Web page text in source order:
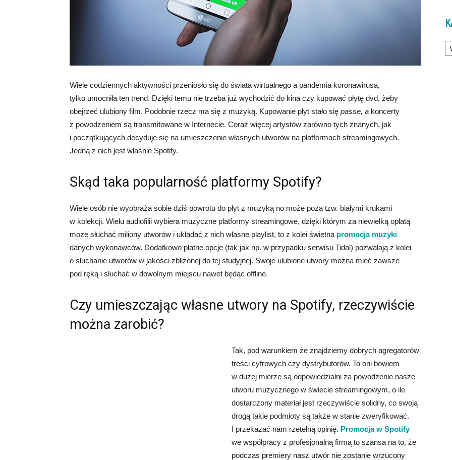
Wiele codziennych aktywności przeniosło się do świata wirtualnego a pandemia koronawirusa,
tylko umocniła ten trend. Dzięki temu nie trzeba już wychodzić do kina czy kupować płytę dvd, żeby
obejrzeć ulubiony film. Podobnie rzecz ma się z muzyką. Kupowanie płyt stało się passe, a koncerty
z powodzeniem są transmitowane w Internecie. Coraz więcej artystów zarówno tych znanych, jak
i początkujących decyduje się na umieszczenie własnych utworów na platformach streamingowych.
Jedną z nich jest właśnie Spotify.
Skąd taka popularność platformy Spotify?
Wiele osób nie wyobraża sobie dziś powrotu do płyt z muzyką no może poza tzw. białymi krukami
w kolekcji. Wielu audiofilii wybiera muzyczne platformy streamingowe, dzięki którym za niewielką opłatą
może słuchać miliony utworów i układać z nich własne playlist, to z kolei świetna promocja muzyki
danych wykonawców. Dodatkowo płatne opcje (tak jak np. w przypadku serwisu Tidal) pozwalają z kolei
o słuchanie utworów w jakości zbliżonej do tej studyjnej. Swoje ulubione utwory można mieć zawsze
pod ręką i słuchać w dowolnym miejscu nawet będąc offline.
Czy umieszczając własne utwory na Spotify, rzeczywiście
można zarobić?
Tak, pod warunkiem że znajdziemy dobrych agregatorów
treści cyfrowych czy dystrybutorów. To oni bowiem
w dużej mierze są odpowiedzialni za powodzenie nasze
utworu muzycznego w świecie streamingowym, o ile
dostarczony materiał jest rzeczywiście solidny, co swoją
drogą takie podmioty są także w stanie zweryfikować.
I przekazać nam rzetelną opinię. Promocja w Spotify
we współpracy z profesjonalną firmą to szansa na to, że
podczas premiery nasz utwór nie zostanie wrzucony